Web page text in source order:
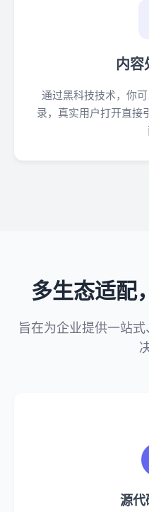
内容
通过黑科技技术，你
录，真实用户打开直接
多生态适配
旨在为企业提供一站
源代